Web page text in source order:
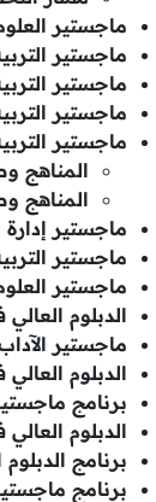
ماجستير
ماجستير
ماجستير
ماجستير
ماجستير
المناهج
المناهج
ماجستير إدارة
ماجستير
ماجستير
الدبلوم
ماجستير
الدبلوم
برنامج
الدبلوم
برنامج
برنامج